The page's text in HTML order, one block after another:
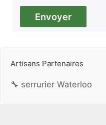
Artisans Partenaires
🔧 serrurier Waterloo